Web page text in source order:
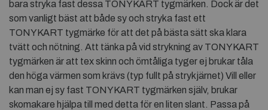
bara stryka fast dessa TONYKART tygmärken. Dock är det
som vanligt bäst att både sy och stryka fast ett
TONYKART tygmärke för att det på bästa sätt ska klara
tvätt och nötning. Att tänka på vid strykning av TONYKART
tygmärken är att tex skinn och ömtåliga tyger ej brukar tåla
den höga värmen som krävs (typ fullt på strykjärnet) Vill eller
kan man ej sy fast TONYKART tygmärken själv, brukar
skomakare hjälpa till med detta för en liten slant. Passa på